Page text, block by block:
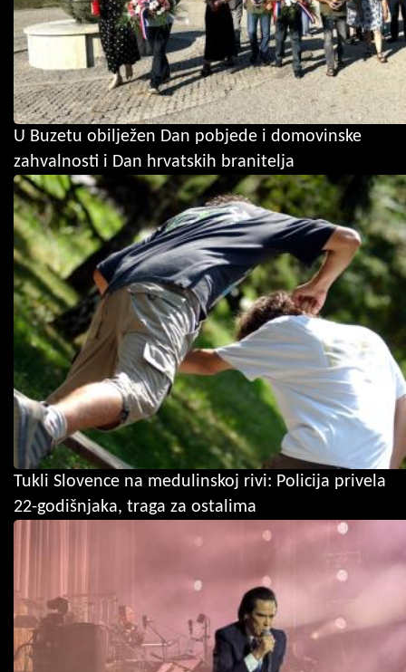
U Buzetu obilježen Dan pobjede i domovinske
zahvalnosti i Dan hrvatskih branitelja
Tukli Slovence na medulinskoj rivi: Policija privela
22-godišnjaka, traga za ostalima